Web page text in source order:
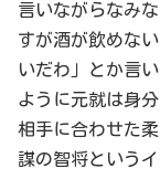
言いながらなみ
すが酒が飲めな
いだわ」とか言
ように元就は身
相手に合わせた
謀の智将という